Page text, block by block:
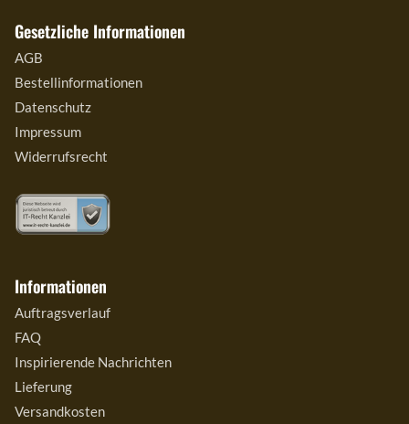
Gesetzliche Informationen
AGB
Bestellinformationen
Datenschutz
Impressum
Widerrufsrecht
Informationen
Auftragsverlauf
FAQ
Inspirierende Nachrichten
Lieferung
Versandkosten